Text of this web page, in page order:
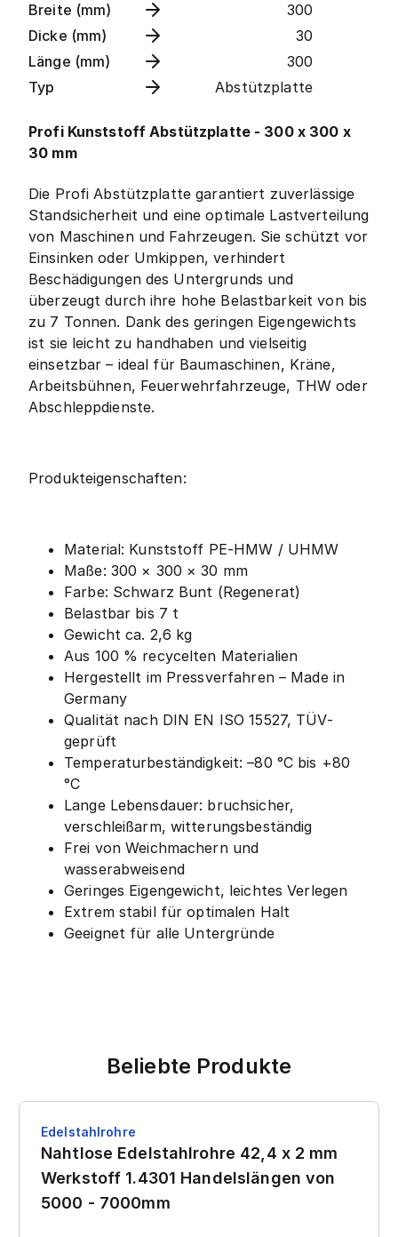
Breite (mm)
300
Dicke (mm)
30
Länge (mm)
300
Typ
Abstützplatte
Profi Kunststoff Abstützplatte - 300 x 300 x
30 mm
Die Profi Abstützplatte garantiert zuverlässige
Standsicherheit und eine optimale Lastverteilung
von Maschinen und Fahrzeugen. Sie schützt vor
Einsinken oder Umkippen, verhindert
Beschädigungen des Untergrunds und
überzeugt durch ihre hohe Belastbarkeit von bis
zu 7 Tonnen. Dank des geringen Eigengewichts
ist sie leicht zu handhaben und vielseitig
einsetzbar – ideal für Baumaschinen, Kräne,
Arbeitsbühnen, Feuerwehrfahrzeuge, THW oder
Abschleppdienste.
Produkteigenschaften:
Material: Kunststoff PE-HMW / UHMW
Maße: 300 × 300 × 30 mm
Farbe: Schwarz Bunt (Regenerat)
Belastbar bis 7 t
Gewicht ca. 2,6 kg
Aus 100 % recycelten Materialien
Hergestellt im Pressverfahren – Made in
Germany
Qualität nach DIN EN ISO 15527, TÜV-
geprüft
Temperaturbeständigkeit: –80 °C bis +80
°C
Lange Lebensdauer: bruchsicher,
verschleißarm, witterungsbeständig
Frei von Weichmachern und
wasserabweisend
Geringes Eigengewicht, leichtes Verlegen
Extrem stabil für optimalen Halt
Geeignet für alle Untergründe
Beliebte Produkte
Edelstahlrohre
Nahtlose Edelstahlrohre 42,4 x 2 mm
Werkstoff 1.4301 Handelslängen von
5000 - 7000mm